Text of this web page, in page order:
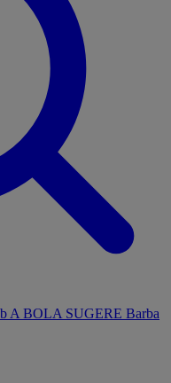
A BOLA SUGERE Barba